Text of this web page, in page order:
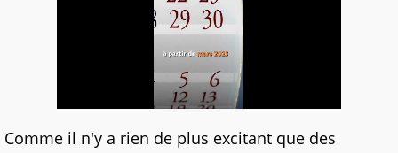
Comme il n'y a rien de plus excitant que des